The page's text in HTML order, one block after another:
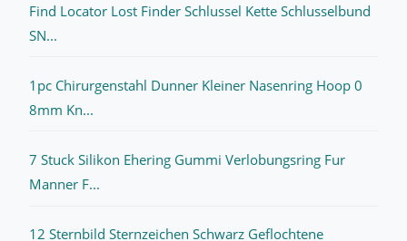
Find Locator Lost Finder Schlussel Kette Schlusselbund
SN...
1pc Chirurgenstahl Dunner Kleiner Nasenring Hoop 0
8mm Kn...
7 Stuck Silikon Ehering Gummi Verlobungsring Fur
Manner F...
12 Sternbild Sternzeichen Schwarz Geflochtene